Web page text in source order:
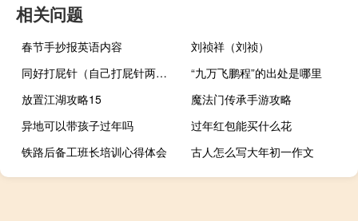
相关问题
春节手抄报英语内容
刘祯祥（刘祯）
同好打屁针（自己打屁针两针一起打）
“九万飞鹏程”的出处是哪里
放置江湖攻略15
魔法门传承手游攻略
异地可以带孩子过年吗
过年红包能买什么花
铁路后备工班长培训心得体会
古人怎么写大年初一作文